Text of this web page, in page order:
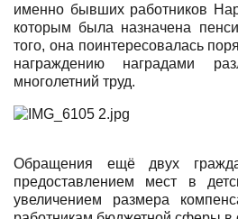
именно бывших работников
которым была назначена
того, она поинтересовалась
награждению наградами
многолетний труд.
Обращения ещё двух
предоставлением мест в
увеличением размера